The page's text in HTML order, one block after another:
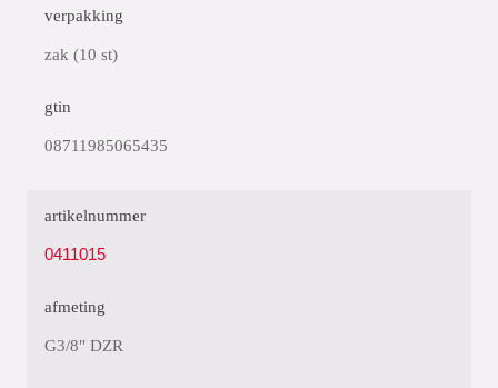
verpakking
zak (10 st)
gtin
08711985065435
artikelnummer
0411015
afmeting
G3/8" DZR